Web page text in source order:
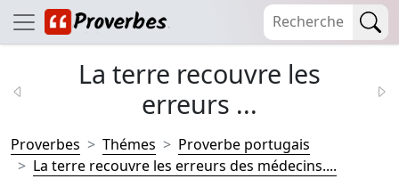
La terre recouvre les
erreurs ...
Proverbes Thémes
Proverbe portugais
La terre recouvre les erreurs des médecins....